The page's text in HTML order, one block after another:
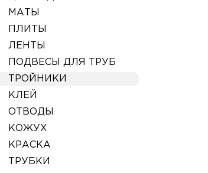
МАТЫ
ПЛИТЫ
ЛЕНТЫ
ПОДВЕСЫ ДЛЯ ТРУБ
ТРОЙНИКИ
КЛЕЙ
ОТВОДЫ
КОЖУХ
КРАСКА
ТРУБКИ